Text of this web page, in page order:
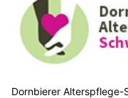
Dornbierer Alterspflege-